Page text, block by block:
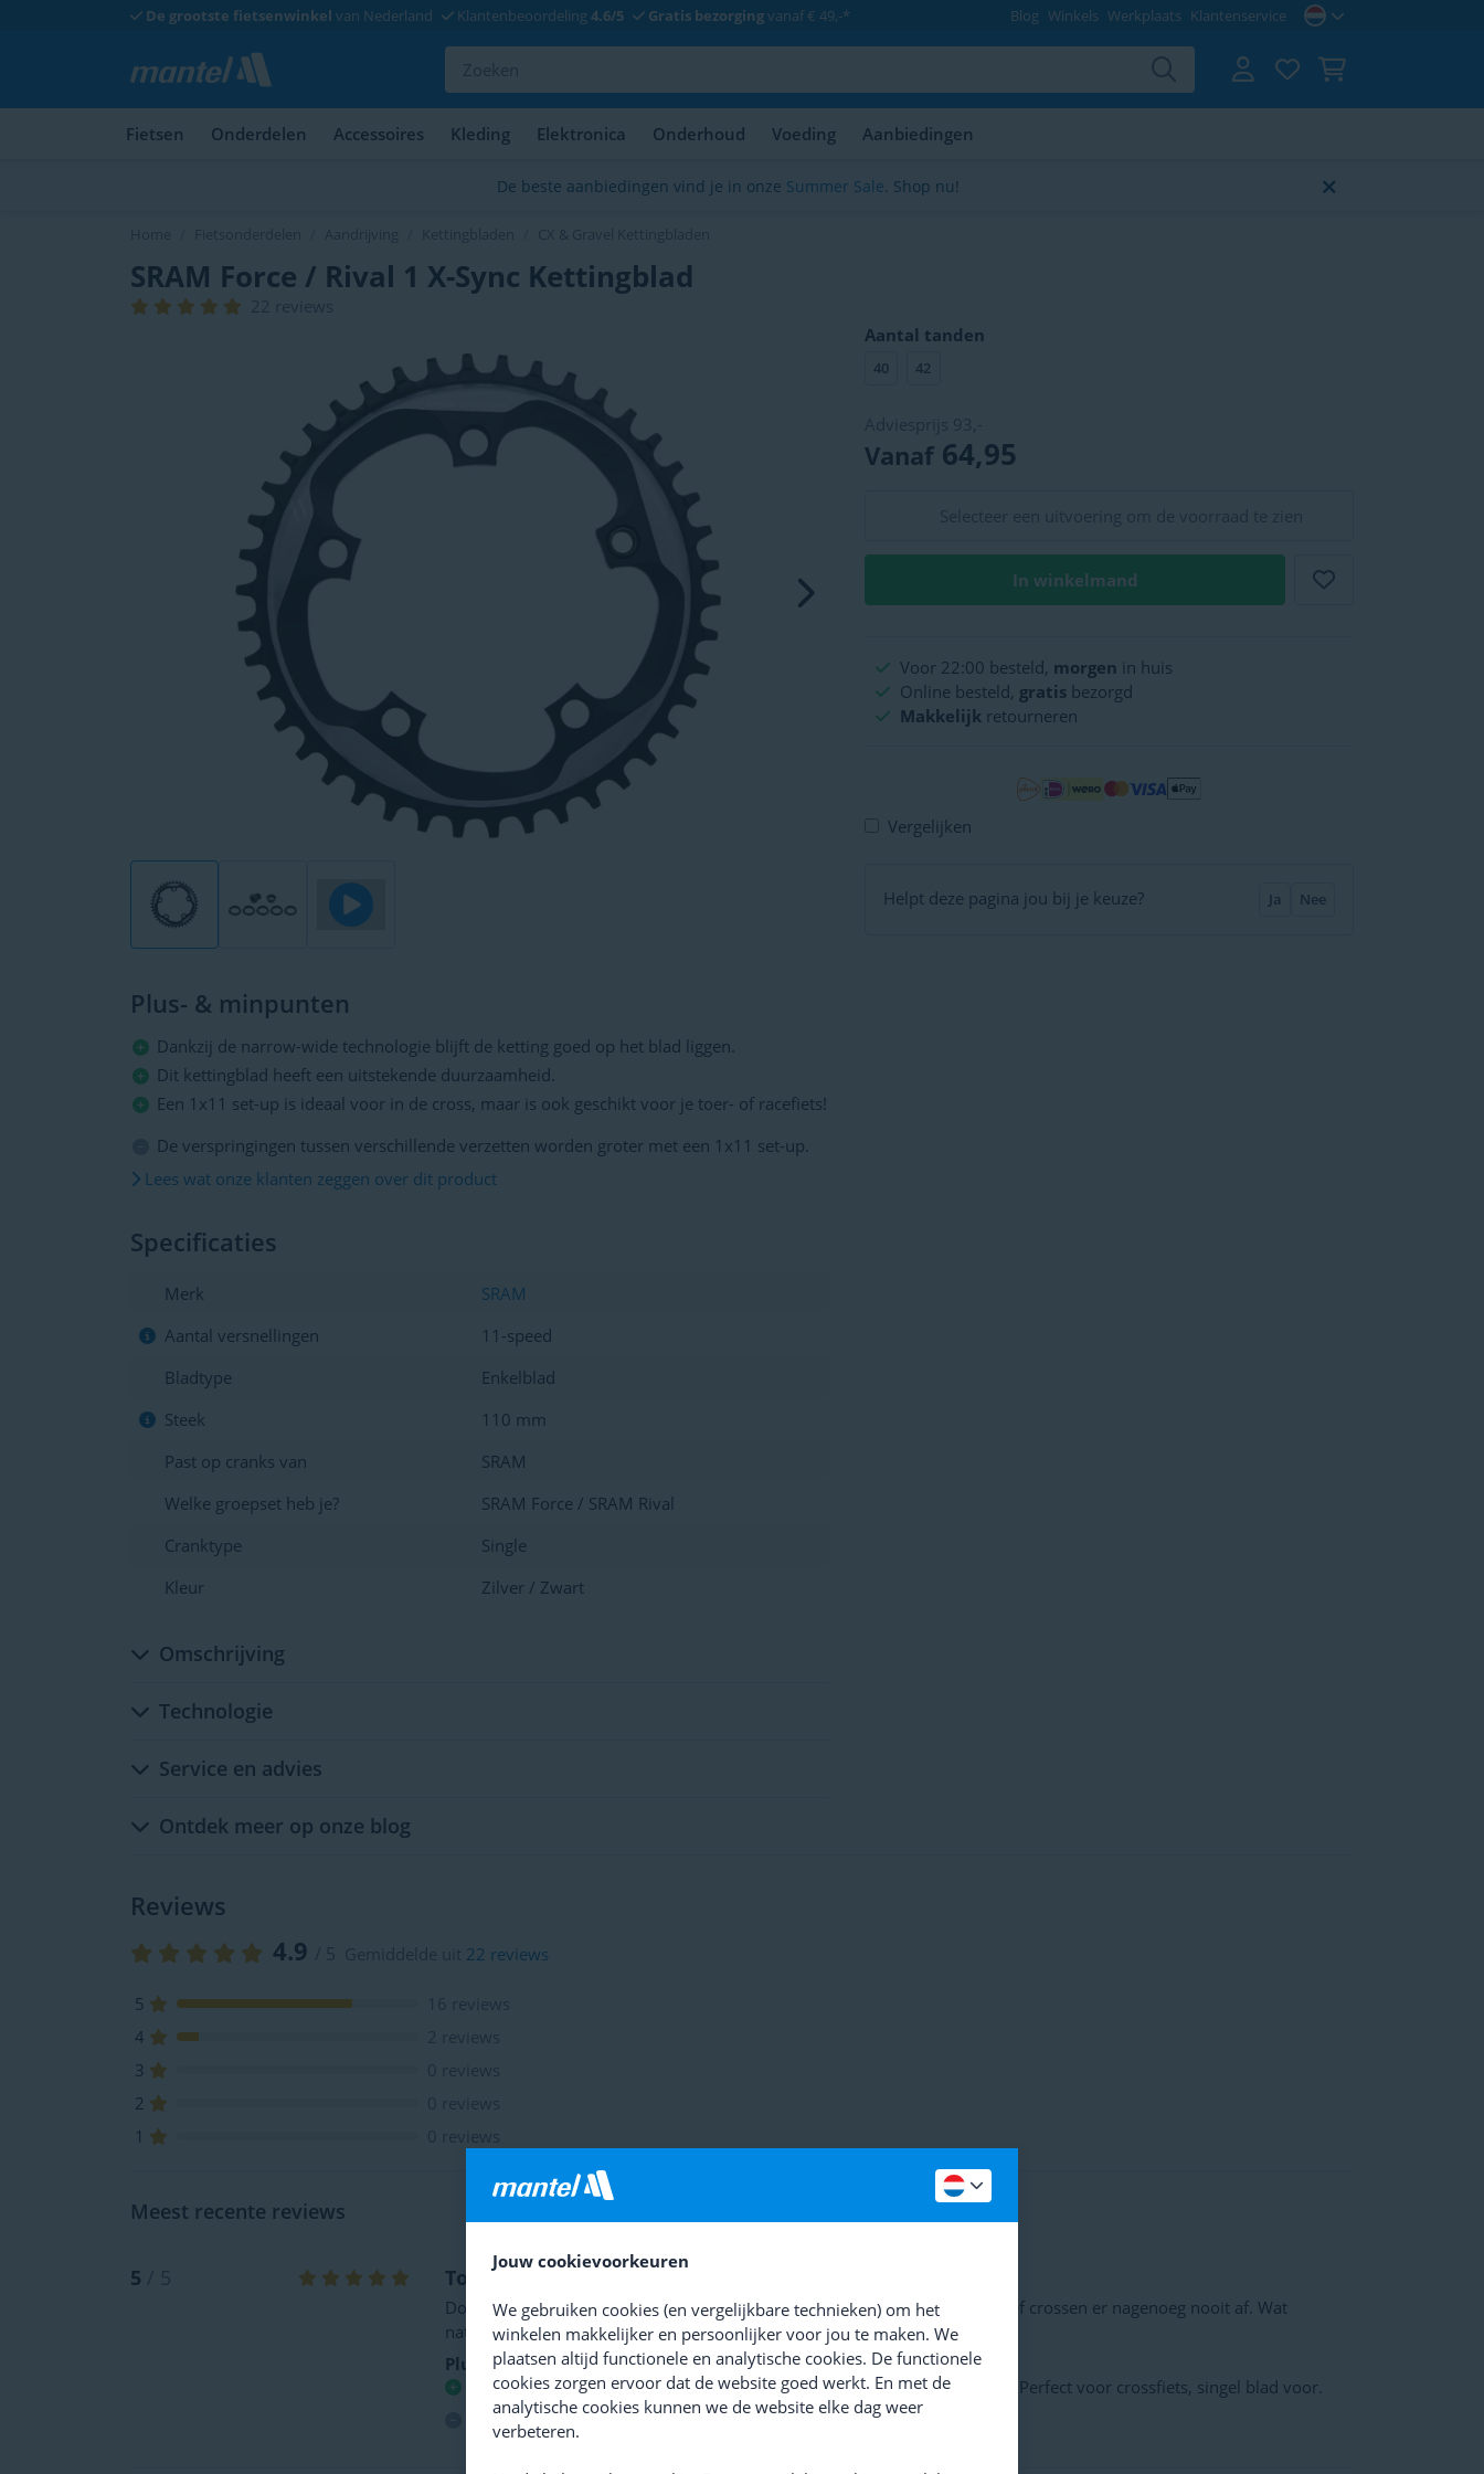
De grootste fietsenwinkel van Nederland Klantenbeoordeling 4.6/5 Gratis bezorgingvanaf € 49,-* Blog Winkels Werkplaats Klantenservice
Fietsen Onderdelen Accessoires Kleding Elektronica Onderhoud Voeding Aanbiedingen
De beste aanbiedingen vind je in onze Summer Sale. Shop nu!
Home Fietsonderdelen Aandrijving Kettingbladen CX & Gravel Kettingbladen
SRAM Force / Rival 1 X-Sync Kettingblad
22 reviews
Aantal tanden
40 42
Adviesprijs 93,-
Vanaf 64,95
Selecteer een uitvoering om de voorraad te zien
In winkelmand
Voor 22:00 besteld, morgen in huis
Online besteld, gratisbezorgd
Makkelijk retourneren
Vergelijken
Helpt deze pagina jou bij je keuze? Ja Nee
Plus- & minpunten
Dankzij de narrow-wide technologie blijft de ketting goed op het blad liggen.
Dit kettingblad heeft een uitstekende duurzaamheid.
Een 1x11 set-up is ideaal voor in de cross, maar is ook geschikt voor je toer- of racefiets!
De verspringingen tussen verschillende verzetten worden groter met een 1x11 set-up.
Lees wat onze klanten zeggen over dit product
Specificaties
Merk
SRAM
Aantal versnellingen
11-speed
Bladtype
Enkelblad
Steek
110 mm
Past op cranks van
SRAM
Welke groepset heb je?
SRAM Force / SRAM Rival
Cranktype
Single
Kleur
Zilver / Zwart
Omschrijving
Technologie
Service en advies
Ontdek meer op onze blog
Reviews
4.9 / 5 Gemiddelde uit 22 reviews
5
16 reviews
4
2 reviews
3
0 reviews
2
0 reviews
1
0 reviews
Meest recente reviews
5 / 5 Top product
Door de juiste geometrie en de hoge tanden loopt de ketting bij het intensief crossen er nagenoeg nooit af. Wat
natuurlijk voor een veldrijder erg belangrijk is.
Plus- & minpunten
Hoge tanden
Juiste geometrie, waardoor ketting nooit eraf loop
Perfect voor crossfiets, singel blad voor.
Geen
Jouw cookievoorkeuren
We gebruiken cookies (en vergelijkbare technieken) om het
winkelen makkelijker en persoonlijker voor jou te maken. We
plaatsen altijd functionele en analytische cookies. De functionele
cookies zorgen ervoor dat de website goed werkt. En met de
analytische cookies kunnen we de website elke dag weer
verbeteren.